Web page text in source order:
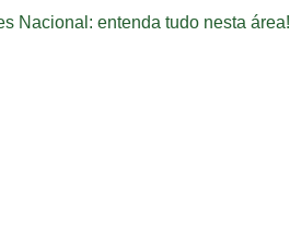
Nacional: entenda tudo nesta área!